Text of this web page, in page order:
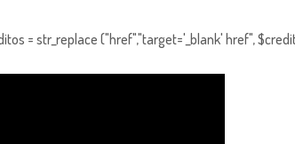
= str_replace ("href","target='_blank' href",